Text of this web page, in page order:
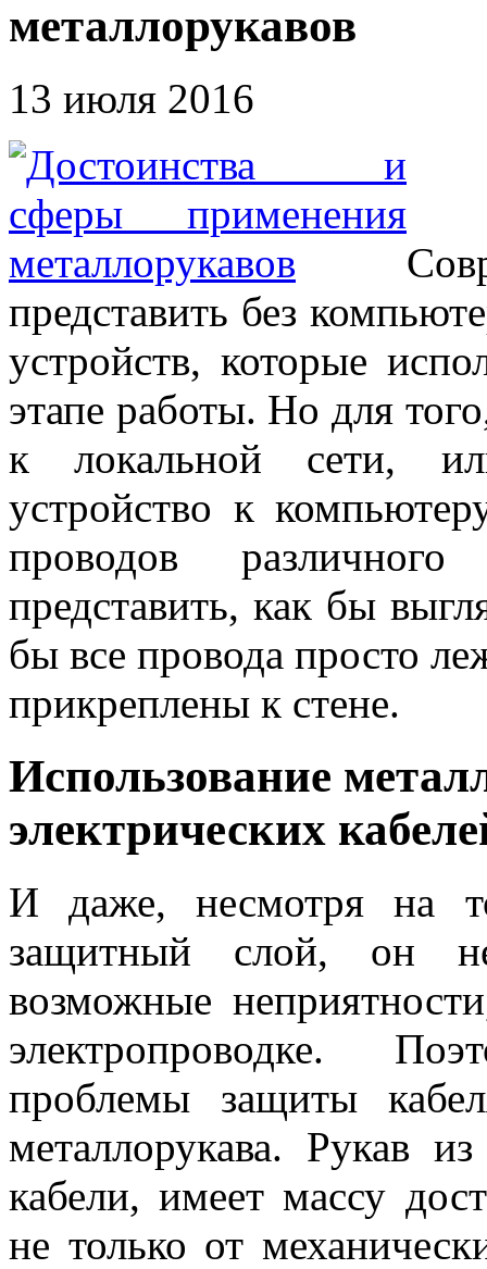
металлорукавов
13 июля 2016
представить без
устройств, которые
этапе работы. Но для
к локальной сети,
устройство к
проводов
представить, как бы
бы все провода просто
прикреплены к стене.
Использование
электрических
И даже, несмотря на
защитный слой, он
возможные
электропроводке.
проблемы защиты
металлорукава. Рукав
кабели, имеет массу
не только от